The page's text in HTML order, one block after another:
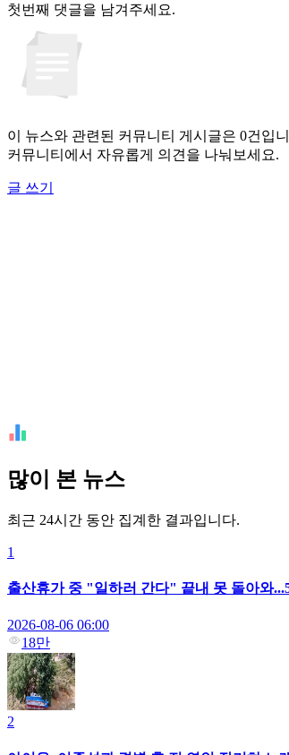
첫번째 댓글을 남겨주세요.
이 뉴스와 관련된 커뮤니티 게시글은 0건입
커뮤니티에서 자유롭게 의견을 나눠보세요.
글 쓰기
많이 본 뉴스
최근 24시간 동안 집계한 결과입니다.
1
출산휴가 중 "일하러 간다" 끝내 못 돌아와
2026-08-06 06:00
18만
2